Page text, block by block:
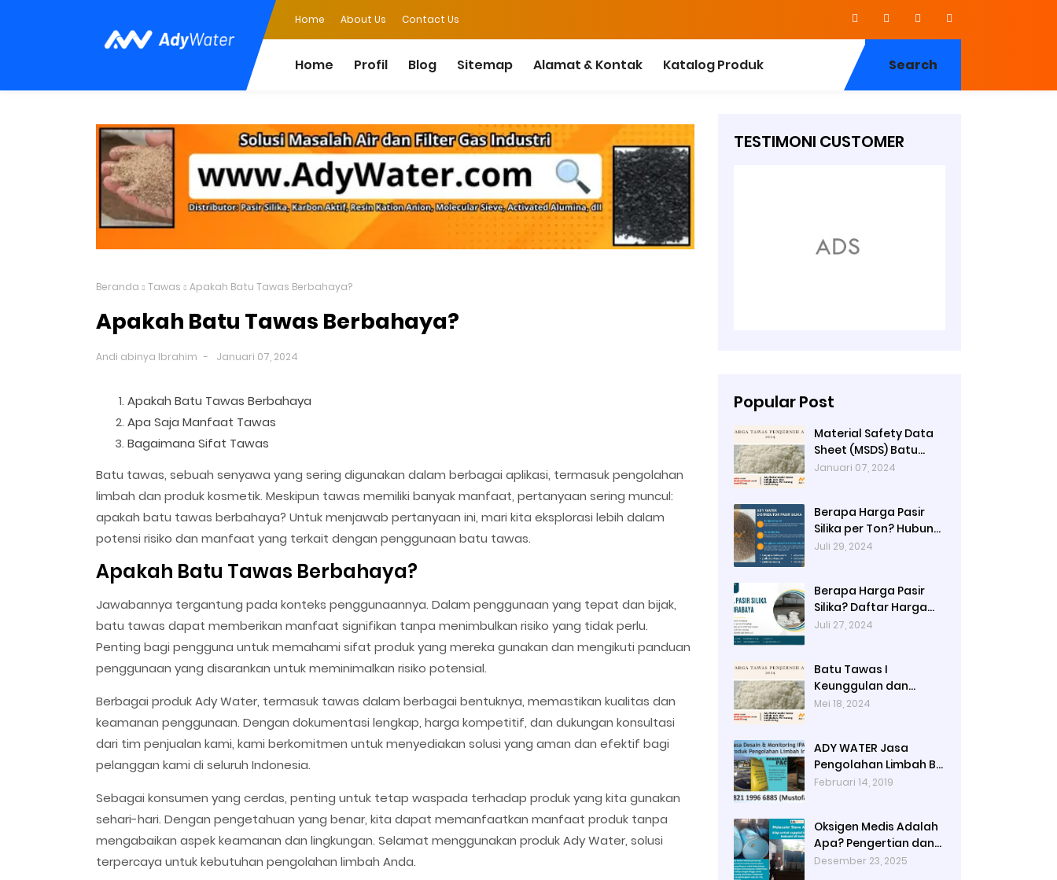
Home About Us Contact Us
Home Profil Blog Sitemap Alamat & Kontak Katalog Produk Search
Beranda Tawas Apakah Batu Tawas Berbahaya?
Apakah Batu Tawas Berbahaya?
Andi abinya Ibrahim Januari 07, 2024
Apakah Batu Tawas Berbahaya
Apa Saja Manfaat Tawas
Bagaimana Sifat Tawas
Batu tawas, sebuah senyawa yang sering digunakan dalam berbagai aplikasi, termasuk pengolahan
limbah dan produk kosmetik. Meskipun tawas memiliki banyak manfaat, pertanyaan sering muncul:
apakah batu tawas berbahaya? Untuk menjawab pertanyaan ini, mari kita eksplorasi lebih dalam
potensi risiko dan manfaat yang terkait dengan penggunaan batu tawas.
Apakah Batu Tawas Berbahaya?
Jawabannya tergantung pada konteks penggunaannya. Dalam penggunaan yang tepat dan bijak,
batu tawas dapat memberikan manfaat signifikan tanpa menimbulkan risiko yang tidak perlu.
Penting bagi pengguna untuk memahami sifat produk yang mereka gunakan dan mengikuti panduan
penggunaan yang disarankan untuk meminimalkan risiko potensial.
Berbagai produk Ady Water, termasuk tawas dalam berbagai bentuknya, memastikan kualitas dan
keamanan penggunaan. Dengan dokumentasi lengkap, harga kompetitif, dan dukungan konsultasi
dari tim penjualan kami, kami berkomitmen untuk menyediakan solusi yang aman dan efektif bagi
pelanggan kami di seluruh Indonesia.
Sebagai konsumen yang cerdas, penting untuk tetap waspada terhadap produk yang kita gunakan
sehari-hari. Dengan pengetahuan yang benar, kita dapat memanfaatkan manfaat produk tanpa
mengabaikan aspek keamanan dan lingkungan. Selamat menggunakan produk Ady Water, solusi
terpercaya untuk kebutuhan pengolahan limbah Anda.
TESTIMONI CUSTOMER
Popular Post
Material Safety Data
Sheet (MSDS) Batu
Tawas
Januari 07, 2024
Berapa Harga Pasir
Silika per Ton? Hubungi
Ady Water
Juli 29, 2024
Berapa Harga Pasir
Silika? Daftar Harga
Terbaru 2024 di Ady
Juli 27, 2024
Batu Tawas I
Keunggulan dan
Alamat Pembelian di
Mei 18, 2024
ADY WATER Jasa
Pengolahan Limbah B3
Pengolahan Limbah
Surabaya Tangerang
Selatan
Februari 14, 2019
Oksigen Medis Adalah
Apa? Pengertian dan
Peruntukannya
Desember 23, 2025